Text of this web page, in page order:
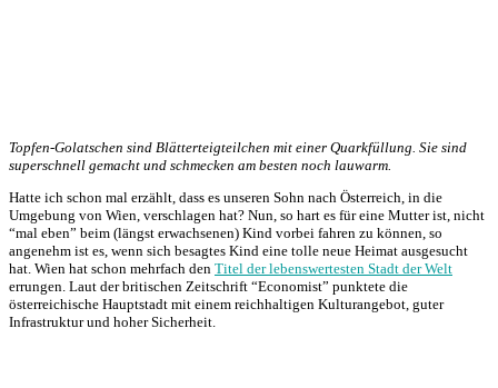
Topfen-Golatschen sind Blätterteigteilchen mit einer Quarkfüllung. Sie sind
superschnell gemacht und schmecken am besten noch lauwarm.
Hatte ich schon mal erzählt, dass es unseren Sohn nach Österreich, in die
Umgebung von Wien, verschlagen hat? Nun, so hart es für eine Mutter ist, nicht
“mal eben” beim (längst erwachsenen) Kind vorbei fahren zu können, so
angenehm ist es, wenn sich besagtes Kind eine tolle neue Heimat ausgesucht
hat. Wien hat schon mehrfach den Titel der lebenswertesten Stadt der Welt
errungen. Laut der britischen Zeitschrift “Economist” punktete die
österreichische Hauptstadt mit einem reichhaltigen Kulturangebot, guter
Infrastruktur und hoher Sicherheit.